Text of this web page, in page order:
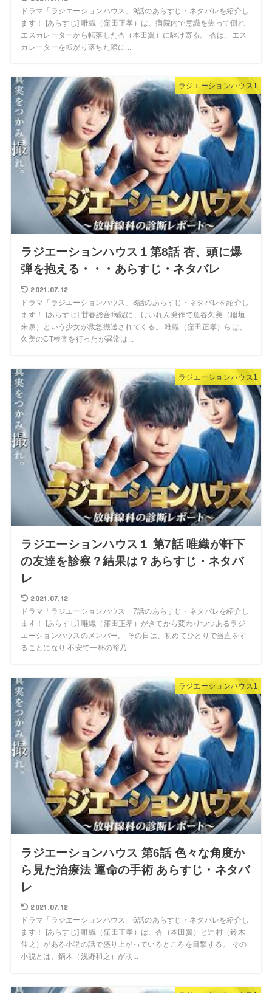
ドラマ「ラジエーションハウス」9話のあらすじ・ネタバレを紹介し
ます！ [あらすじ] 唯織（窪田正孝）は、病院内で意識を失って倒れ
エスカレーターから転落した杏（本田翼）に駆け寄る。 杏は、エス
カレーターを転がり落ちた際に...
ラジエーションハウス1
ラジエーションハウス１第8話 杏、頭に爆
弾を抱える・・・あらすじ・ネタバレ
2021.07.12
ドラマ「ラジエーションハウス」8話のあらすじ・ネタバレを紹介し
ます！ [あらすじ] 甘春総合病院に、けいれん発作で魚谷久美（稲垣
来泉）という少女が救急搬送されてくる。 唯織（窪田正孝）らは、
久美のCT検査を行ったが異常は...
ラジエーションハウス1
ラジエーションハウス１ 第7話 唯織が軒下
の友達を診察？結果は？あらすじ・ネタバ
レ
2021.07.12
ドラマ「ラジエーションハウス」7話のあらすじ・ネタバレを紹介し
ます！ [あらすじ] 唯織（窪田正孝）がきてから変わりつつあるラジ
エーションハウスのメンバー。 その日は、初めてひとりで当直をす
ることになり 不安で一杯の裕乃...
ラジエーションハウス1
ラジエーションハウス 第6話 色々な角度か
ら見た治療法 運命の手術 あらすじ・ネタバ
レ
2021.07.12
ドラマ「ラジエーションハウス」6話のあらすじ・ネタバレを紹介し
ます！ [あらすじ] 唯織（窪田正孝）は、杏（本田翼）と辻村（鈴木
伸之）がある小説の話で盛り上がっているところを目撃する。 その
小説とは、鏑木（浅野和之）が取...